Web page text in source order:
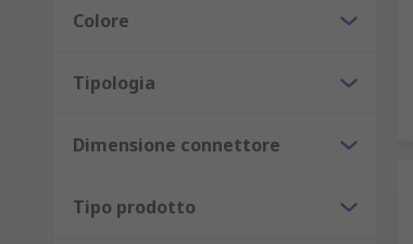
Colore
Tipologia
Dimensione connettore
Tipo prodotto